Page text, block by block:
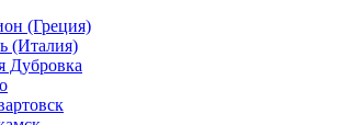
(Греция)
(Италия)
Дубровка